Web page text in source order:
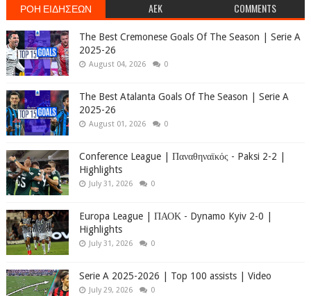
ΡΟΗ ΕΙΔΗΣΕΩΝ AEK COMMENTS
The Best Cremonese Goals Of The Season | Serie A
2025-26
August 04, 2026 0
The Best Atalanta Goals Of The Season | Serie A
2025-26
August 01, 2026 0
Conference League | Παναθηναϊκός - Paksi 2-2 |
Highlights
July 31, 2026 0
Europa League | ΠΑΟΚ - Dynamo Kyiv 2-0 |
Highlights
July 31, 2026 0
Serie A 2025-2026 | Top 100 assists | Video
July 29, 2026 0